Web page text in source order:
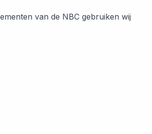
van de NBC gebruiken wij